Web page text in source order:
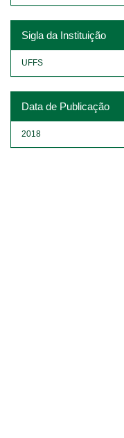
Sigla da Instituição
UFFS
Data de Publicação
2018